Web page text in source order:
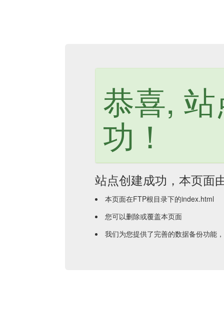
恭喜,
功！
站点创建成功，本页面
本页面在FTP根目录下的index.html
您可以删除或覆盖本页面
我们为您提供了完善的数据备份功能